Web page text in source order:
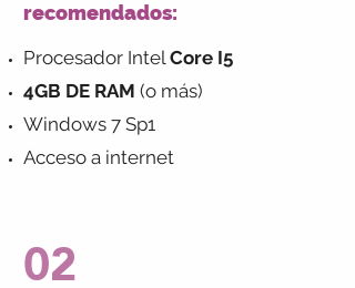
recomendados:
Procesador IntelCore I5
4GB DE RAM (o más)
Windows 7 Sp1
Acceso a internet
02